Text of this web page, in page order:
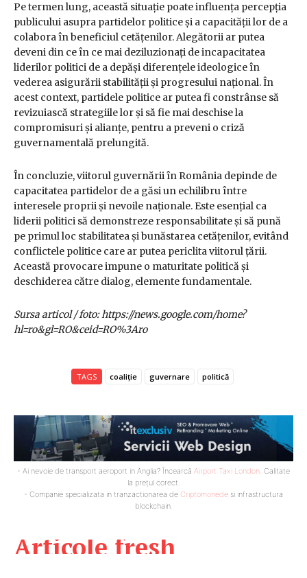
Articole fresh
Pe termen lung, această situație poate influența percepția
publicului asupra partidelor politice și a capacității lor de a
colabora în beneficiul cetățenilor. Alegătorii ar putea
deveni din ce în ce mai deziluzionați de incapacitatea
liderilor politici de a depăși diferențele ideologice în
vederea asigurării stabilității și progresului național. În
acest context, partidele politice ar putea fi constrânse să
revizuiască strategiile lor și să fie mai deschise la
compromisuri și alianțe, pentru a preveni o criză
guvernamentală prelungită.
În concluzie, viitorul guvernării în România depinde de
capacitatea partidelor de a găsi un echilibru între
interesele proprii și nevoile naționale. Este esențial ca
liderii politici să demonstreze responsabilitate și să pună
pe primul loc stabilitatea și bunăstarea cetățenilor, evitând
conflictele politice care ar putea periclita viitorul țării.
Această provocare impune o maturitate politică și
deschiderea către dialog, elemente fundamentale.
Sursa articol / foto: https://news.google.com/home?
hl=ro&gl=RO&ceid=RO%3Aro
TAGS coaliție guvernare politică
- Ai nevoie de transport aeroport in Anglia? Încearcă Airport Taxi London. Calitate
la prețul corect.
- Companie specializata in tranzactionarea de Criptomonede si infrastructura
blockchain.